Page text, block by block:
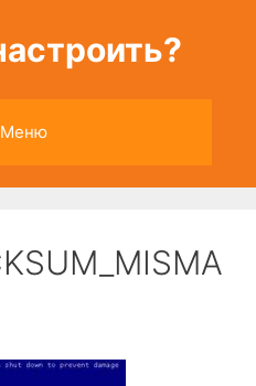
Меню